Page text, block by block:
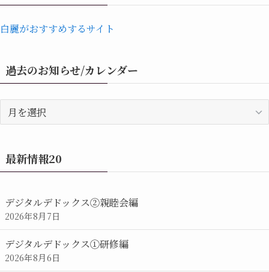
白麗がおすすめするサイト
過去のお知らせ/カレンダー
去
お
知
せ/
カ
レ
ン
ダ
最新情報20
デジタルデドックス②親睦会編
2026年8月7日
デジタルデドックス①研修編
2026年8月6日